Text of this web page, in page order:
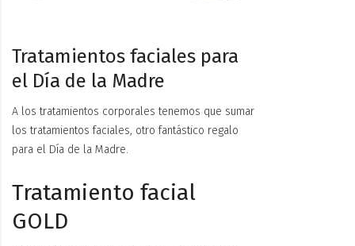
Tratamientos faciales para
el Día de la Madre
A los tratamientos corporales tenemos que sumar
los tratamientos faciales, otro fantástico regalo
para el Día de la Madre.
Tratamiento facial
GOLD